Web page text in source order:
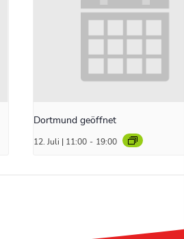
Dortmund geöffnet
12. Juli | 11:00 - 19:00